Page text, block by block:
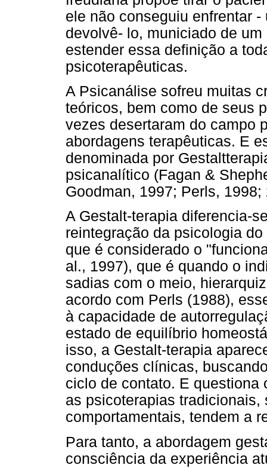
ele não conseguiu enfrentar
devolvê- lo, municiado de
estender essa definição a
psicoterapêuticas.
A Psicanálise sofreu muitas
teóricos, bem como de seus
vezes desertaram do campo
abordagens terapêuticas. E
denominada por
psicanalítico (Fagan &
Goodman, 1997; Perls, 1998;
A Gestalt-terapia diferencia-
reintegração da psicologia
que é considerado o
al., 1997), que é quando o
sadias com o meio,
acordo com Perls (1988),
à capacidade de
estado de equilíbrio
isso, a Gestalt-terapia
conduções clínicas,
ciclo de contato. E questiona
as psicoterapias
comportamentais, tendem a
Para tanto, a abordagem
consciência da experiência